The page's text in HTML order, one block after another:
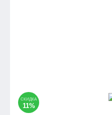
СКИДКА
11%